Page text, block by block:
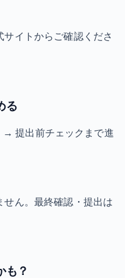
イトからご確認くださ
る
提出前チェックまで進
ん。最終確認・提出は
も？